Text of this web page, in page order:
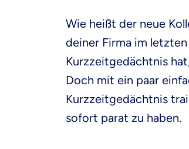
Wie heißt der neue
deiner Firma im
Kurzzeitgedächtnis
Doch mit ein paar
Kurzzeitgedächtnis
sofort parat zu haben.